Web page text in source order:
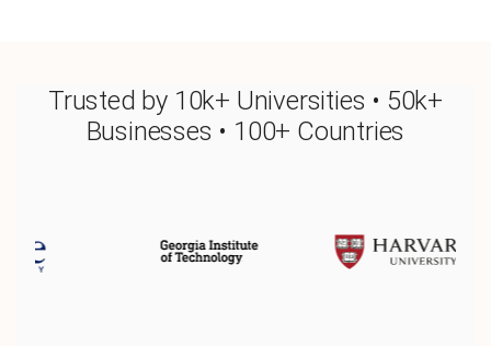
Trusted by 10k+ Universities • 50k+
Businesses • 100+ Countries